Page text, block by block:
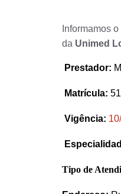
Informamos
da Unimed
Prestador:
Matrícula:
Vigência: 1
Tipo de